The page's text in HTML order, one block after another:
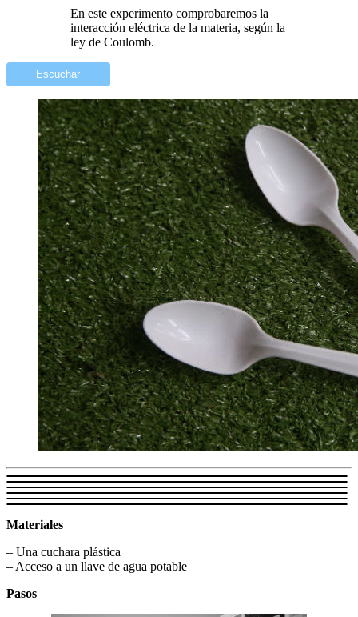
En este experimento comprobaremos la
interacción eléctrica de la materia, según la
ley de Coulomb.
Escuchar
Materiales
– Una cuchara plástica
– Acceso a un llave de agua potable
Pasos